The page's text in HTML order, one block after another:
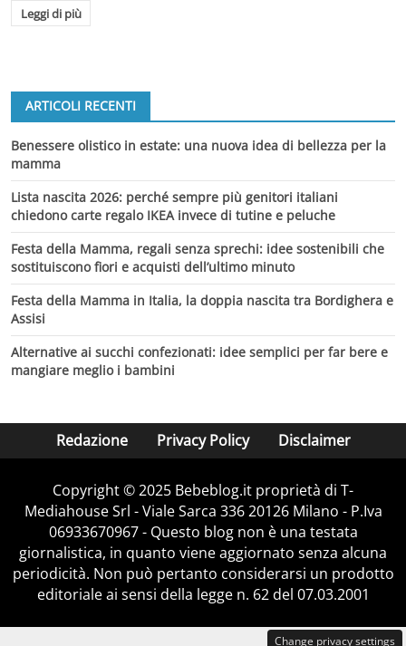
Leggi di più
ARTICOLI RECENTI
Benessere olistico in estate: una nuova idea di bellezza per la
mamma
Lista nascita 2026: perché sempre più genitori italiani
chiedono carte regalo IKEA invece di tutine e peluche
Festa della Mamma, regali senza sprechi: idee sostenibili che
sostituiscono fiori e acquisti dell’ultimo minuto
Festa della Mamma in Italia, la doppia nascita tra Bordighera e
Assisi
Alternative ai succhi confezionati: idee semplici per far bere e
mangiare meglio i bambini
Redazione Privacy Policy Disclaimer
Copyright © 2025 Bebeblog.it proprietà di T-
Mediahouse Srl - Viale Sarca 336 20126 Milano - P.Iva
06933670967 - Questo blog non è una testata
giornalistica, in quanto viene aggiornato senza alcuna
periodicità. Non può pertanto considerarsi un prodotto
editoriale ai sensi della legge n. 62 del 07.03.2001
Change privacy settings